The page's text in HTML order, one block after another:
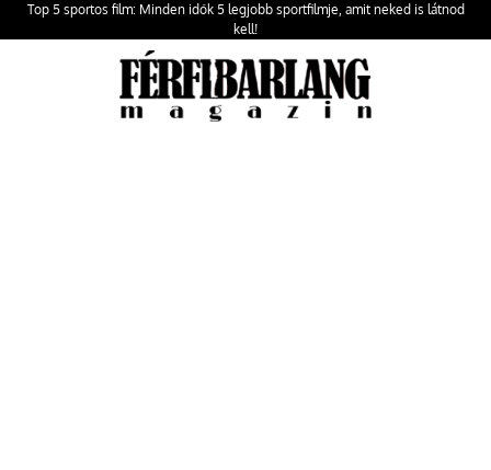
Top 5 sportos film: Minden idők 5 legjobb sportfilmje, amit neked is látnod
kell!